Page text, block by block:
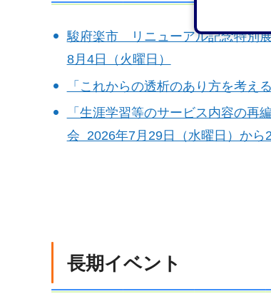
駿府楽市 リニューアル記念特別
8月4日（火曜日）
「これからの透析のあり方を考
「生涯学習等のサービス内容の再
会 2026年7月29日（水曜日）から
長期イベント